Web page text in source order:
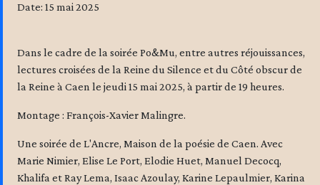
Date: 15 mai 2025
Dans le cadre de la soirée Po&Mu, entre autres réjouissances,
lectures croisées de la Reine du Silence et du Côté obscur de
la Reine à Caen le jeudi 15 mai 2025, à partir de 19 heures.
Montage : François-Xavier Malingre.
Une soirée de L'Ancre, Maison de la poésie de Caen. Avec
Marie Nimier, Elise Le Port, Elodie Huet, Manuel Decocq,
Khalifa et Ray Lema, Isaac Azoulay, Karine Lepaulmier, Karina